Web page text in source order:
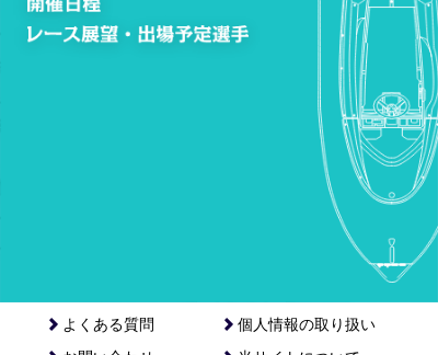
よくある質問
個人情報の取り扱い